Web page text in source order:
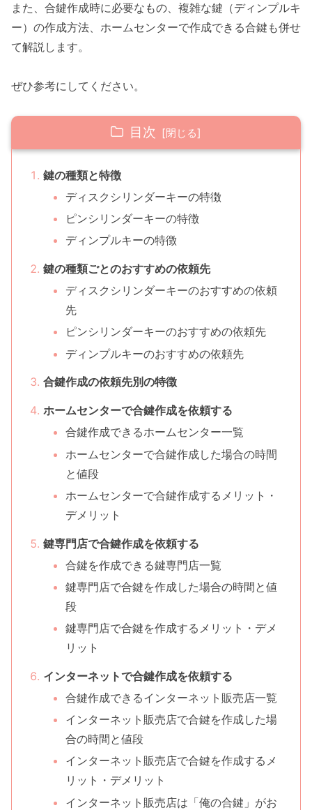
また、合鍵作成時に必要なもの、複雑な鍵（ディンプルキ
ー）の作成方法、ホームセンターで作成できる合鍵も併せ
て解説します。
ぜひ参考にしてください。
目次
鍵の種類と特徴
ディスクシリンダーキーの特徴
ピンシリンダーキーの特徴
ディンプルキーの特徴
鍵の種類ごとのおすすめの依頼先
ディスクシリンダーキーのおすすめの依頼
先
ピンシリンダーキーのおすすめの依頼先
ディンプルキーのおすすめの依頼先
合鍵作成の依頼先別の特徴
ホームセンターで合鍵作成を依頼する
合鍵作成できるホームセンター一覧
ホームセンターで合鍵作成した場合の時間
と値段
ホームセンターで合鍵作成するメリット・
デメリット
鍵専門店で合鍵作成を依頼する
合鍵を作成できる鍵専門店一覧
鍵専門店で合鍵を作成した場合の時間と値
段
鍵専門店で合鍵を作成するメリット・デメ
リット
インターネットで合鍵作成を依頼する
合鍵作成できるインターネット販売店一覧
インターネット販売店で合鍵を作成した場
合の時間と値段
インターネット販売店で合鍵を作成するメ
リット・デメリット
インターネット販売店は「俺の合鍵」がお